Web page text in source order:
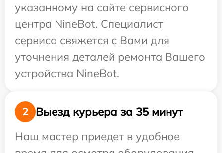
указанному на сайте сервисного
центра NineBot. Специалист
сервиса свяжется с Вами для
уточнения деталей ремонта Вашего
устройства NineBot.
2
Выезд курьера за 35 минут
Наш мастер приедет в удобное